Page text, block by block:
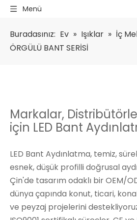
Menü
Buradasınız: Ev » Işıklar » İç
ÖRGÜLÜ BANT SERİSİ
Markalar,
için LED Bant
LED Bant Aydınlatma, temiz,
esnek, düşük profilli doğrusal
Çin'de tasarım odaklı bir OEM/
dünya çapında konut, ticari,
ve peyzaj projelerini